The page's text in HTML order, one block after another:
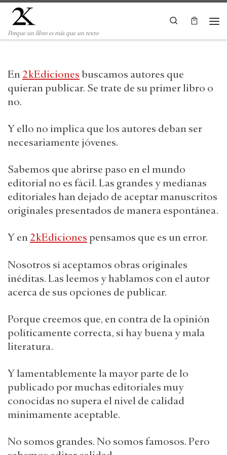
Saltar al contenido
Porque un libro es más que un texto
Search
En 2kEdiciones buscamos autores que
quieran publicar. Se trate de su primer libro o
no.
Y ello no implica que los autores deban ser
necesariamente jóvenes.
Sabemos que abrirse paso en el mundo
editorial no es fácil. Las grandes y medianas
editoriales han dejado de aceptar manuscritos
originales presentados de manera espontánea.
Y en 2kEdiciones pensamos que es un error.
Nosotros sí aceptamos obras originales
inéditas. Las leemos y hablamos con el autor
acerca de sus opciones de publicar.
Porque creemos que, en contra de la opinión
políticamente correcta, sí hay buena y mala
literatura.
Y lamentablemente la mayor parte de lo
publicado por muchas editoriales muy
conocidas no supera el nivel de calidad
mínimamente aceptable.
No somos grandes. No somos famosos. Pero